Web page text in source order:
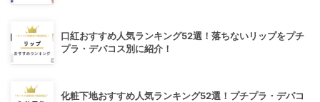
口紅おすすめ人気ランキング52選！落ちないリップをプチ
プラ・デパコス別に紹介！
化粧下地おすすめ人気ランキング52選！プチプラ・デパコ